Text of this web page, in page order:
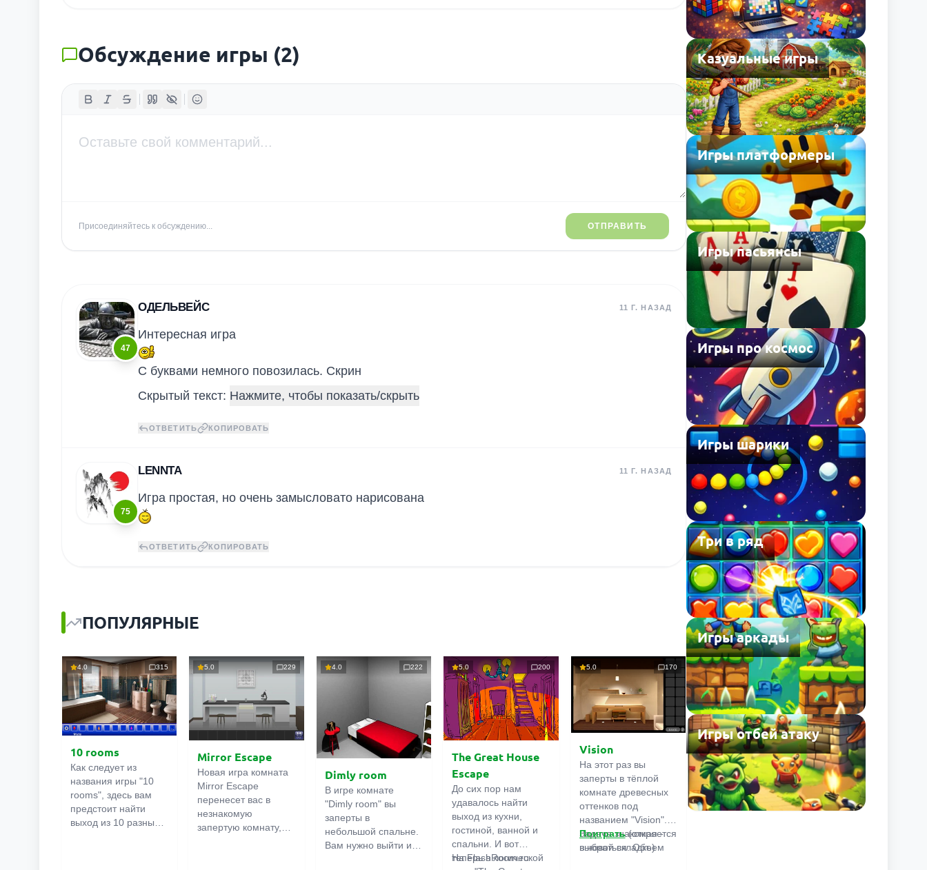
Обсуждение игры (2)
Присоединяйтесь к обсуждению... ОТПРАВИТЬ
47
ОДЕЛЬВЕЙС 11 Г. НАЗАД
Интересная игра
С буквами немного повозилась. Скрин
Скрытый текст:
ОТВЕТИТЬ КОПИРОВАТЬ
75
LENNTA 11 Г. НАЗАД
Игра простая, но очень замысловато нарисована
ОТВЕТИТЬ КОПИРОВАТЬ
ПОПУЛЯРНЫЕ
4.0 315
10 rooms
Как следует из
названия игры "10
rooms", здесь вам
предстоит найти
выход из 10 разных
5.0 229
Mirror Escape
Новая игра комната
Mirror Escape
перенесет вас в
незнакомую
запертую комнату,
4.0 222
Dimly room
В игре комнате
"Dimly room" вы
заперты в
небольшой спальне.
Вам нужно выйти из
5.0 200
The Great House
Escape
До сих пор нам
удавалось найти
выход из кухни,
гостиной, ванной и
спальни. И вот
теперь в логической
На FlashRoom.ru
5.0 170
Vision
На этот раз вы
заперты в тёплой
комнате древесных
оттенков под
названием "Vision".
Задача знакомая -
выбраться. Объем
Поиграть(откроется
в новой вкладке)
Казуальные игры
Игры платформеры
Игры пасьянсы
Игры про космос
Игры шарики
Три в ряд
Игры аркады
Игры отбей атаку